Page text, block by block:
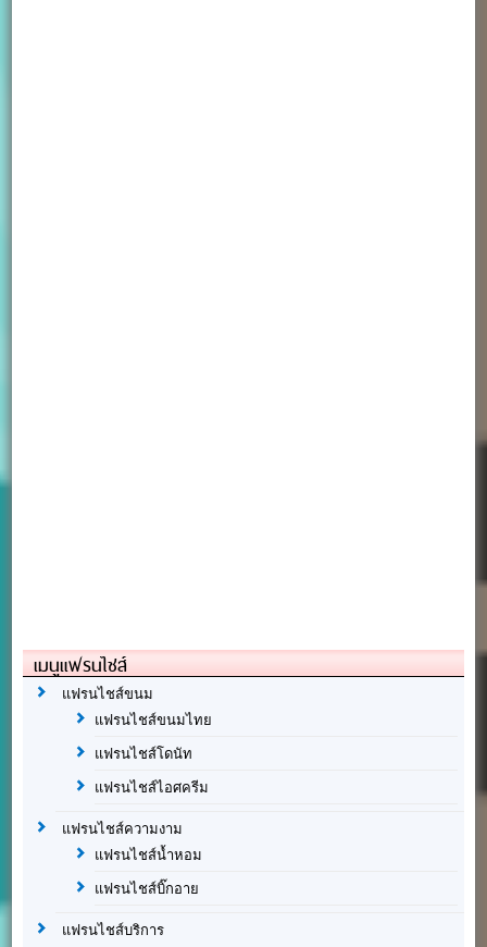
เมนูแฟรนไชส์
แฟรนไชส์ขนม
แฟรนไชส์ขนมไทย
แฟรนไชส์โดนัท
แฟรนไชส์ไอศครีม
แฟรนไชส์ความงาม
แฟรนไชส์น้ำหอม
แฟรนไชส์บิ๊กอาย
แฟรนไชส์บริการ